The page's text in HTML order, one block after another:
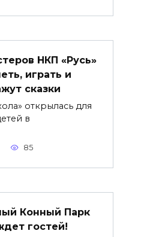
НКП «Русь»
играть и
сказки
открылась для
в
85
Конный Парк
гостей!